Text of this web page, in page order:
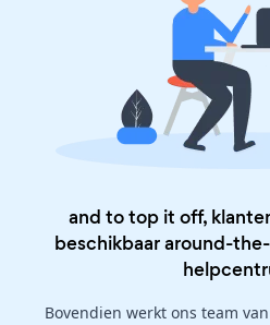
and to top it off,
beschikbaar around-
Bovendien werkt ons team